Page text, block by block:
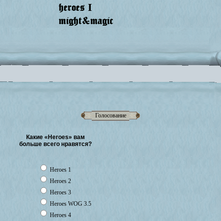
heroes I
might&magic
Голосование
Какие «Heroes» вам
больше всего нравятся?
Heroes 1
Heroes 2
Heroes 3
Heroes WOG 3.5
Heroes 4